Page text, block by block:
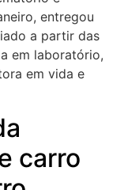
entregou
a partir das
em laboratório,
em vida e
carro